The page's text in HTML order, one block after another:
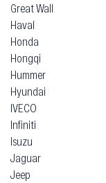
Great Wall
Haval
Honda
Hongqi
Hummer
Hyundai
IVECO
Infiniti
Isuzu
Jaguar
Jeep